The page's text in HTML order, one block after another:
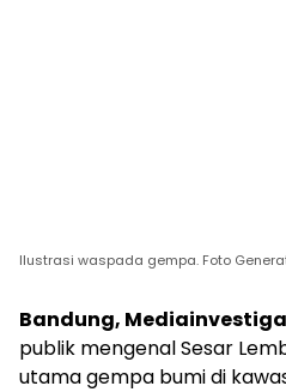
Ilustrasi waspada gempa. Foto
Bandung,
publik mengenal Sesar
utama gempa bumi di